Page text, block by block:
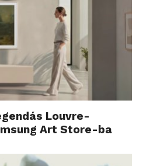
Louvre-
Art Store-ba